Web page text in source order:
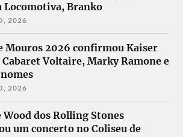
Locomotiva, Branko
2026
Mouros 2026 confirmou Kaiser
Voltaire, Marky Ramone e
2026
Wood dos Rolling Stones
um concerto no Coliseu de